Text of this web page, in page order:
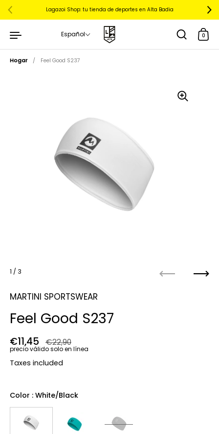
Lagazoi Shop: tu tienda de deportes en Alta Badia
Español 0
Hogar / Feel Good S237
Feel Good S237
MARTINI SPORTSWEAR
Precio regular
€11,45 Precio de venta
€22,90
precio válido solo en línea
Taxes included
Color : White/black
1 / 3
Anterior